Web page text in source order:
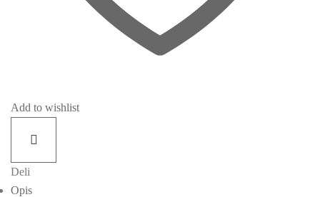
Add to wishlist
Deli
Opis